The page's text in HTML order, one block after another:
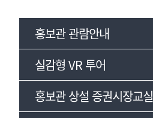
홍보관 관람안내
실감형 VR 투어
홍보관 상설 증권시장교실